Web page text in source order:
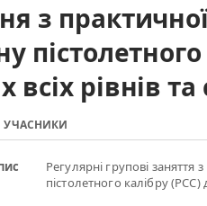
з
всіх рівнів
УЧАСНИКИ
Регулярні групові заняття
пістолетного калібру (РСС)